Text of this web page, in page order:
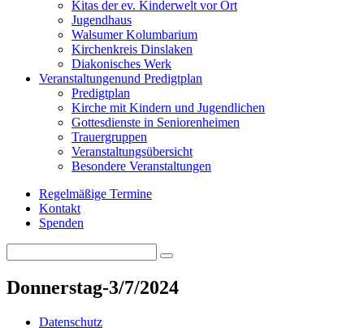
Kitas der ev. Kinderwelt vor Ort
Jugendhaus
Walsumer Kolumbarium
Kirchenkreis Dinslaken
Diakonisches Werk
Veranstaltungenund Predigtplan
Predigtplan
Kirche mit Kindern und Jugendlichen
Gottesdienste in Seniorenheimen
Trauergruppen
Veranstaltungsübersicht
Besondere Veranstaltungen
Regelmäßige Termine
Kontakt
Spenden
for:
Search
Donnerstag-3/7/2024
Datenschutz